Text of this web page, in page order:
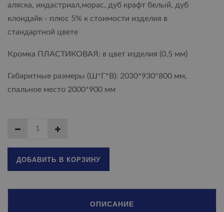
аляска, индастриал,морас, дуб крафт белый, дуб
клондайк - плюс 5% к стоимости изделия в
стандартной цвете
Кромка ПЛАСТИКОВАЯ: в цвет изделия (0,5 мм)
Габаритные размеры (Ш*Г*В): 2030*930*800 мм,
спальное место 2000*900 мм
ДОБАВИТЬ В КОРЗИНУ
ОПИСАНИЕ